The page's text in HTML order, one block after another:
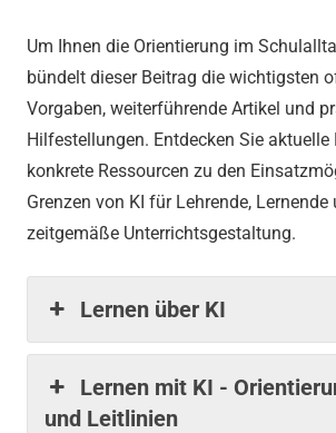
Um Ihnen die Orientierung im
bündelt dieser Beitrag die wichtigsten
Vorgaben, weiterführende Artikel und
Hilfestellungen. Entdecken Sie
konkrete Ressourcen zu den
Grenzen von KI für Lehrende, Lernende
zeitgemäße Unterrichtsgestaltung.
Lernen über KI
Lernen mit KI -
und Leitlinien